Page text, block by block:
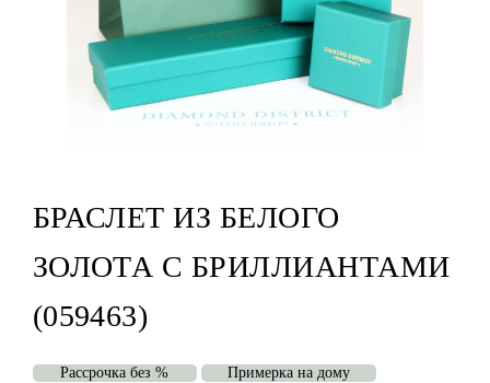
БРАСЛЕТ ИЗ БЕЛОГО
ЗОЛОТА С БРИЛЛИАНТАМИ
(059463)
Рассрочка без % Примерка на дому